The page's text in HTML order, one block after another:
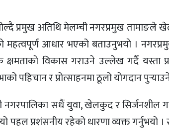
प्रमुख अतिथि मेलम्ची नगरप्रमुख
महत्वपूर्ण आधार भएको बताउनुभयाे ।
क्षमताको विकास गराउने उल्लेख गर्दै
पहिचान र प्रोत्साहनमा ठूलो योगदान
सधैं युवा, खेलकुद र सिर्जनशील
यो पहल प्रशंसनीय रहेको धारणा व्यक्त गर्नुभयो